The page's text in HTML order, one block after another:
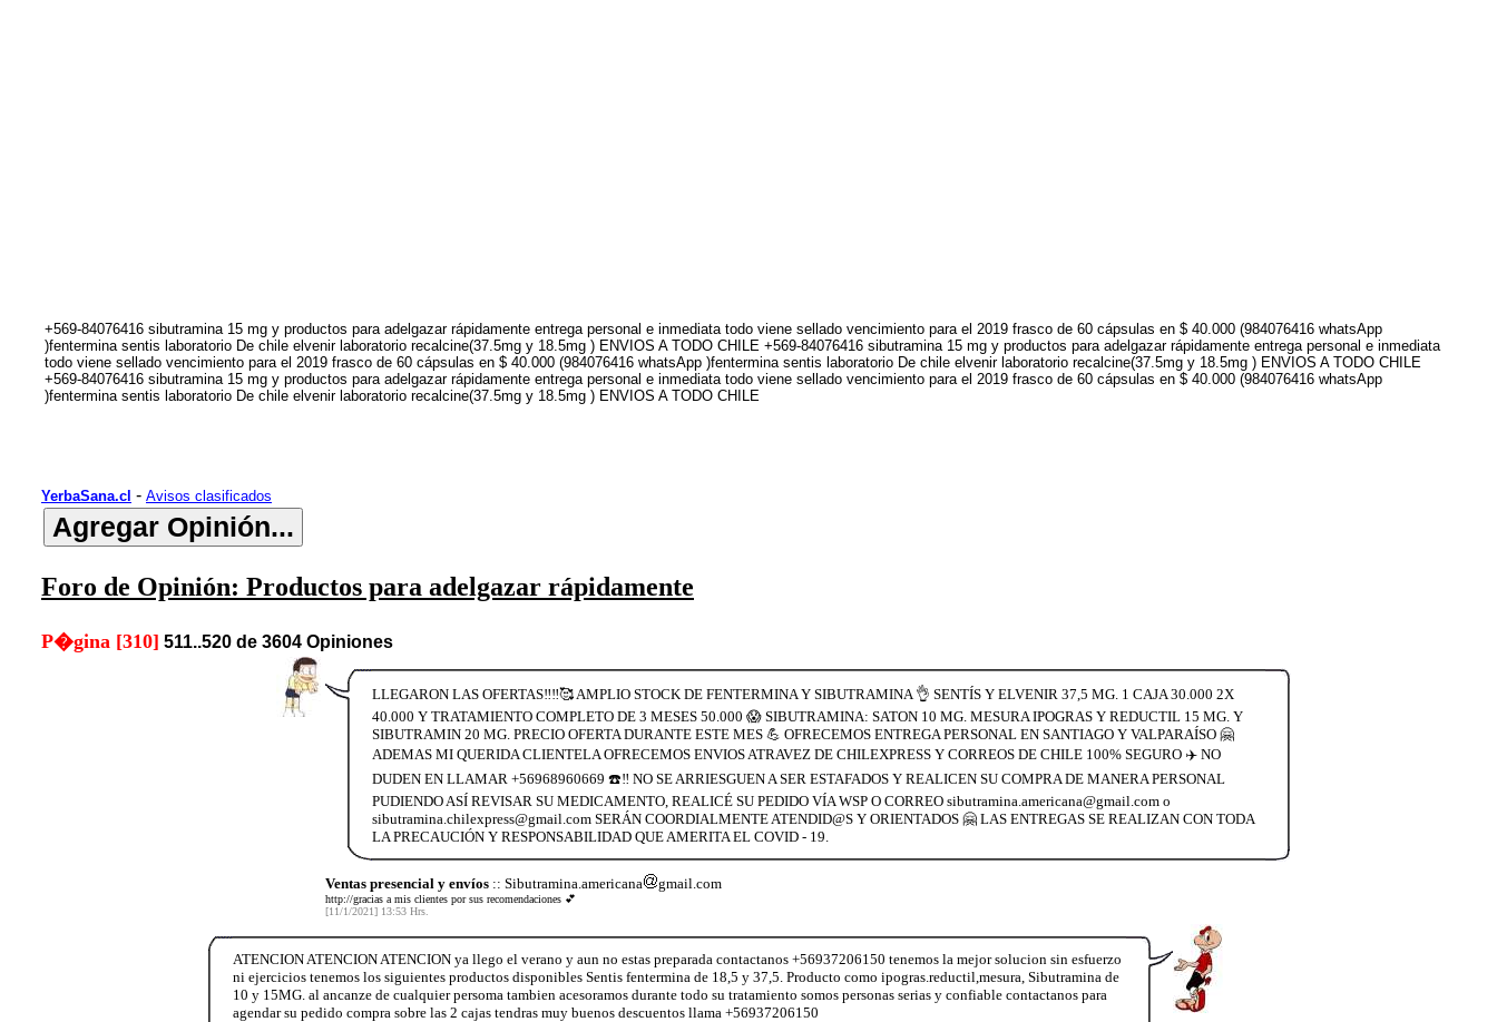
+569-84076416 sibutramina 15 mg y productos para adelgazar rápidamente entrega personal e inmediata todo viene sellado vencimiento para el 2019 frasco de 60 cápsulas en $ 40.000 (984076416 whatsApp
)fentermina sentis laboratorio De chile elvenir laboratorio recalcine(37.5mg y 18.5mg ) ENVIOS A TODO CHILE +569-84076416 sibutramina 15 mg y productos para adelgazar rápidamente entrega personal e inmediata
todo viene sellado vencimiento para el 2019 frasco de 60 cápsulas en $ 40.000 (984076416 whatsApp )fentermina sentis laboratorio De chile elvenir laboratorio recalcine(37.5mg y 18.5mg ) ENVIOS A TODO CHILE
+569-84076416 sibutramina 15 mg y productos para adelgazar rápidamente entrega personal e inmediata todo viene sellado vencimiento para el 2019 frasco de 60 cápsulas en $ 40.000 (984076416 whatsApp
)fentermina sentis laboratorio De chile elvenir laboratorio recalcine(37.5mg y 18.5mg ) ENVIOS A TODO CHILE
YerbaSana.cl - Avisos clasificados
Foro de Opinión: Productos para adelgazar rápidamente
P�gina [310] 511..520 de 3604 Opiniones
LLEGARON LAS OFERTAS‼️‼️🥰 AMPLIO STOCK DE FENTERMINA Y SIBUTRAMINA 👌 SENTÍS Y ELVENIR 37,5 MG. 1 CAJA 30.000 2X
40.000 Y TRATAMIENTO COMPLETO DE 3 MESES 50.000 😱 SIBUTRAMINA: SATON 10 MG. MESURA IPOGRAS Y REDUCTIL 15 MG. Y
SIBUTRAMIN 20 MG. PRECIO OFERTA DURANTE ESTE MES 💪 OFRECEMOS ENTREGA PERSONAL EN SANTIAGO Y VALPARAÍSO 🤗
ADEMAS MI QUERIDA CLIENTELA OFRECEMOS ENVIOS ATRAVEZ DE CHILEXPRESS Y CORREOS DE CHILE 100% SEGURO ✈️ NO
DUDEN EN LLAMAR +56968960669 ☎️‼️ NO SE ARRIESGUEN A SER ESTAFADOS Y REALICEN SU COMPRA DE MANERA PERSONAL
PUDIENDO ASÍ REVISAR SU MEDICAMENTO, REALICÉ SU PEDIDO VÍA WSP O CORREO sibutramina.americana@gmail.com o
sibutramina.chilexpress@gmail.com SERÁN COORDIALMENTE ATENDID@S Y ORIENTADOS 🤗 LAS ENTREGAS SE REALIZAN CON TODA
LA PRECAUCIÓN Y RESPONSABILIDAD QUE AMERITA EL COVID - 19.
Ventas presencial y envíos :: Sibutramina.americana gmail.com
http://gracias a mis clientes por sus recomendaciones 💕
[11/1/2021] 13:53 Hrs.
ATENCION ATENCION ATENCION ya llego el verano y aun no estas preparada contactanos +56937206150 tenemos la mejor solucion sin esfuerzo
ni ejercicios tenemos los siguientes productos disponibles Sentis fentermina de 18,5 y 37,5. Producto como ipogras.reductil,mesura, Sibutramina de
10 y 15MG. al ancanze de cualquier persoma tambien acesoramos durante todo su tratamiento somos personas serias y confiable contactanos para
agendar su pedido compra sobre las 2 cajas tendras muy buenos descuentos llama +56937206150